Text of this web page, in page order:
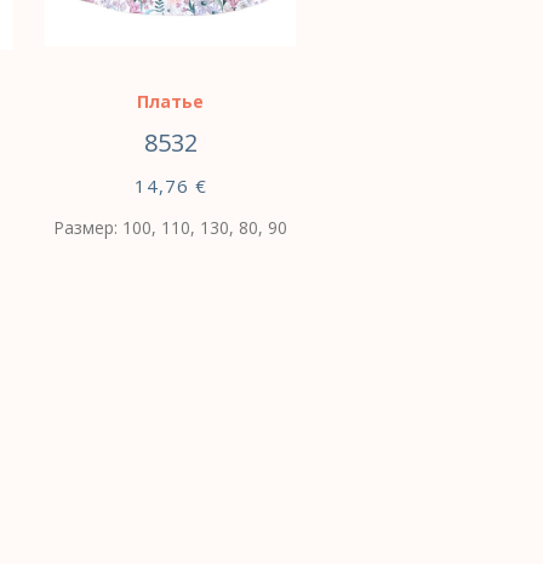
Платье
8532
14,76 €
Размер: 100, 110, 130, 80, 90